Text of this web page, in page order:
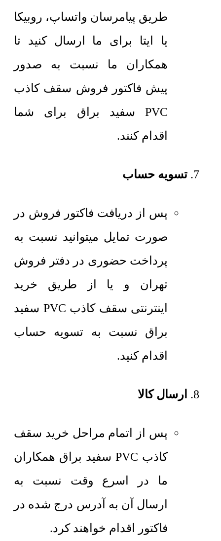
طریق پیامرسان واتساپ، روبیکا
یا ایتا برای ما ارسال کنید تا
همکاران ما نسبت به صدور
پیش فاکتور فروش سقف کاذب
PVC سفید براق برای شما
اقدام کنند.
تسویه حساب
پس از دریافت فاکتور فروش در
صورت تمایل میتوانید نسبت به
پرداخت حضوری در دفتر فروش
تهران و یا از طریق خرید
اینترنتی سقف کاذب PVC سفید
براق نسبت به تسویه حساب
اقدام کنید.
ارسال کالا
پس از اتمام مراحل خرید سقف
کاذب PVC سفید براق همکاران
ما در اسرع وقت نسبت به
ارسال آن به آدرس درج شده در
فاکتور اقدام خواهند کرد.